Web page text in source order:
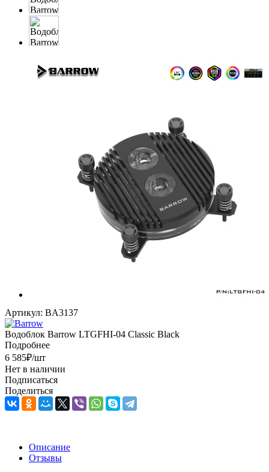
Артикул: BA3137
Водоблок Barrow LTGFHI-04 Classic Black
Подробнее
6 585₽/шт
Нет в наличии
Подписаться
Поделиться
Описание
Отзывы